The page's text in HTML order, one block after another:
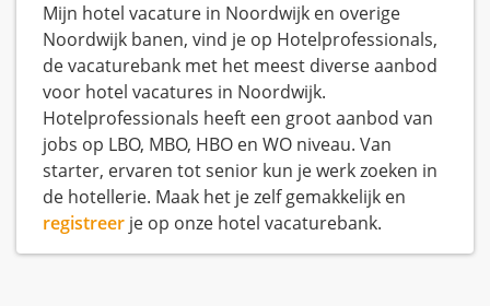
Mijn hotel vacature in Noordwijk en overige
Noordwijk banen, vind je op Hotelprofessionals,
de vacaturebank met het meest diverse aanbod
voor hotel vacatures in Noordwijk.
Hotelprofessionals heeft een groot aanbod van
jobs op LBO, MBO, HBO en WO niveau. Van
starter, ervaren tot senior kun je werk zoeken in
de hotellerie. Maak het je zelf gemakkelijk en
registreer je op onze hotel vacaturebank.